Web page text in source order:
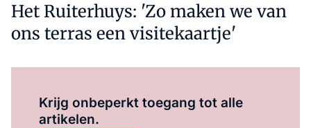
Het Ruiterhuys: 'Zo maken we van
ons terras een visitekaartje'
Krijg onbeperkt toegang tot alle
artikelen.